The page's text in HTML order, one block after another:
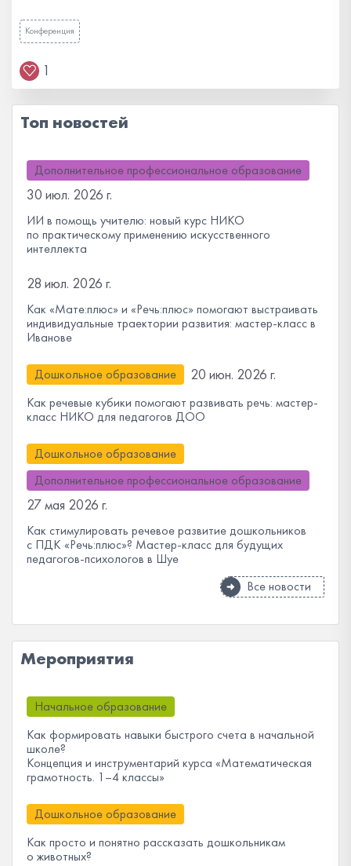
Конференция
1
Топ новостей
Дополнительное профессиональное образование
30 июл. 2026 г.
ИИ в помощь учителю: новый курс НИКО
по практическому применению искусственного
интеллекта
28 июл. 2026 г.
Как «Мате:плюс» и «Речь:плюс» помогают выстраивать
индивидуальные траектории развития: мастер-класс в
Иванове
Дошкольное образование 20 июн. 2026 г.
Как речевые кубики помогают развивать речь: мастер-
класс НИКО для педагогов ДОО
Дошкольное образование
Дополнительное профессиональное образование
27 мая 2026 г.
Как стимулировать речевое развитие дошкольников
с ПДК «Речь:плюс»? Мастер-класс для будущих
педагогов-психологов в Шуе
Все новости
Мероприятия
Начальное образование
Как формировать навыки быстрого счета в начальной
школе?
Концепция и инструментарий курса «Математическая
грамотность. 1–4 классы»
Дошкольное образование
Как просто и понятно рассказать дошкольникам
о животных?